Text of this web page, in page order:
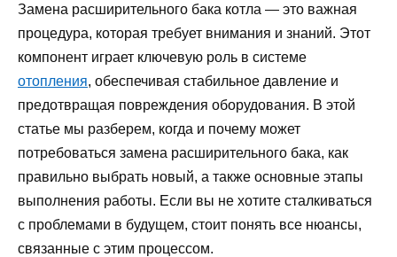
Замена расширительного бака котла — это важная
процедура, которая требует внимания и знаний. Этот
компонент играет ключевую роль в системе
отопления, обеспечивая стабильное давление и
предотвращая повреждения оборудования. В этой
статье мы разберем, когда и почему может
потребоваться замена расширительного бака, как
правильно выбрать новый, а также основные этапы
выполнения работы. Если вы не хотите сталкиваться
с проблемами в будущем, стоит понять все нюансы,
связанные с этим процессом.